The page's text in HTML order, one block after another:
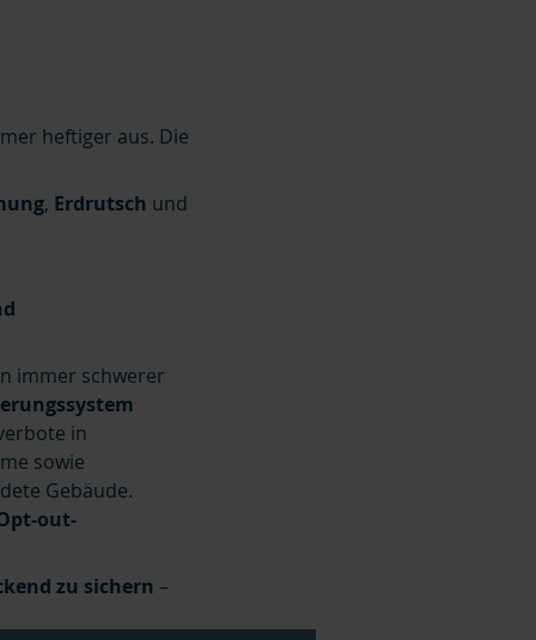
heftiger aus. Die
, Erdrutsch und
immer schwerer
in
sowie
Gebäude.
out-
zu sichern –